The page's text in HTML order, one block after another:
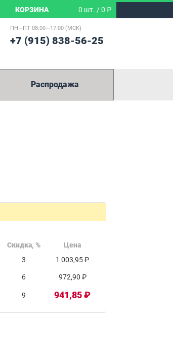
КОРЗИНА 0 шт. / 0 ₽
ПН—ПТ 08:00—17:00 (МСК)
+7 (915) 838-56-25
Распродажа
Скидка, %
Цена
3 1 003,95 ₽
6 972,90 ₽
9 941,85 ₽